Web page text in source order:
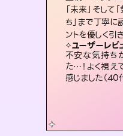
「未来」そし
ち」まで丁寧に
ントを優しく引
ユーザーレビ
不安な気持ち
た…！よく視え
感じました（40
紐解き、背
ユーザー
安心感のあ
さない鑑
持ちを整え
選択
ユー
職場の
本当に
打てて
連絡再開、復縁
と
ら
しゃ
た